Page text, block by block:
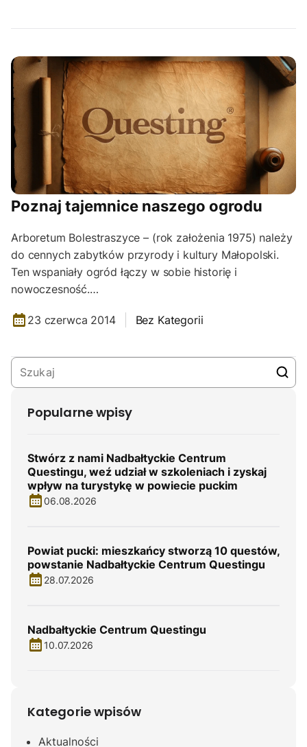
Poznaj tajemnice naszego ogrodu
Arboretum Bolestraszyce – (rok założenia 1975) należy
do cennych zabytków przyrody i kultury Małopolski.
Ten wspaniały ogród łączy w sobie historię i
nowoczesność.…
23 czerwca 2014 Bez Kategorii
Popularne wpisy
Stwórz z nami Nadbałtyckie Centrum
Questingu, weź udział w szkoleniach i zyskaj
wpływ na turystykę w powiecie puckim
06.08.2026
Powiat pucki: mieszkańcy stworzą 10 questów,
powstanie Nadbałtyckie Centrum Questingu
28.07.2026
Nadbałtyckie Centrum Questingu
10.07.2026
Kategorie wpisów
Aktualności